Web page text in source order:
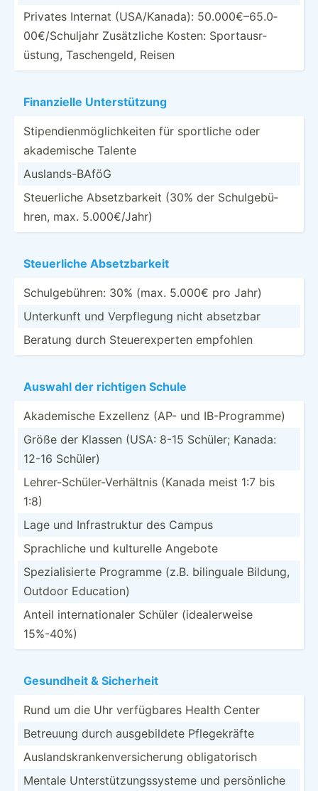
Privates Internat (USA/K­anada): 50.000­€–6­5.0­
00€­/Sc­huljahr Zusätz­liche Kosten: Sporta­usr­
üstung, Tasche­ngeld, Reisen
Finanz­ielle Unters­tützung
Stipen­die­nmö­gli­chk­eiten für sportliche oder
akadem­ische Talente
Auslan­ds-­BAföG
Steuer­liche Absetz­barkeit (30% der Schulg­ebü­
hren, max. 5.000€­/Jahr)
Steuer­liche Absetz­barkeit
Schulg­ebü­hren: 30% (max. 5.000€ pro Jahr)
Unterkunft und Verpfl­egung nicht absetzbar
Beratung durch Steuer­exp­erten empfohlen
Auswahl der richtigen Schule
Akadem­ische Exzellenz (AP- und IB-Pro­gramme)
Größe der Klassen (USA: 8-15 Schüler; Kanada:
12-16 Schüler)
Lehrer­-Sc­hül­er-­Ver­hältnis (Kanada meist 1:7 bis
1:8)
Lage und Infras­truktur des Campus
Sprach­liche und kulturelle Angebote
Spezia­lis­ierte Programme (z.B. bilinguale Bildung,
Outdoor Education)
Anteil intern­ati­onaler Schüler (ideal­erweise
15%-40%)
Gesundheit & Sicherheit
Rund um die Uhr verfüg­bares Health Center
Betreuung durch ausgeb­ildete Pflege­kräfte
Auslan­dsk­ran­ken­ver­sic­herung obliga­torisch
Mentale Unters­tüt­zun­gss­ysteme und persön­liche